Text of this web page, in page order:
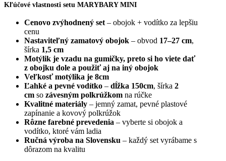
Kľúčové vlastnosti setu MARYBARY MINI
Cenovo zvýhodnený set – obojok + vodítko za lepšiu
cenu
Nastaviteľný zamatový obojok – obvod 17–27 cm,
šírka 1,5 cm
Motýlik je vzadu na gumičky, preto si ho viete dať
z obojku dole a použiť aj na iný obojok
Veľkosť motýlika je 8cm
Ľahké a pevné vodítko – dĺžka 150cm, šírka 2
cm so závesným polkrúžkom na rúčke
Kvalitné materiály – jemný zamat, pevné plastové
zapínanie a kovový polkrúžok
Rôzne farebné prevedenia – vyberte si obojok a
vodítko, ktoré vám ladia
Ručná výroba na Slovensku – každý set vyrábame s
dôrazom na kvalitu